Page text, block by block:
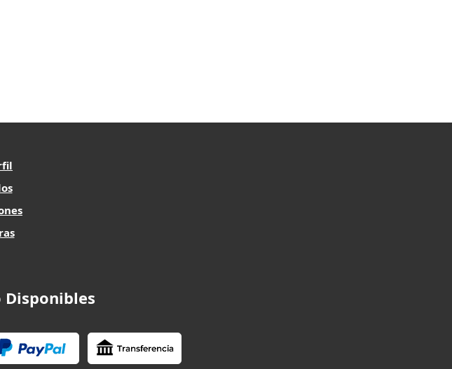
Disponibles